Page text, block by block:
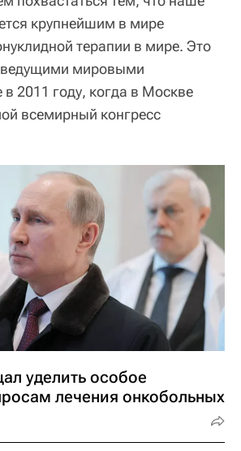
крупнейшим в мире
терапии в мире. Это
мировыми
2011 году, когда в Москве
всемирный конгресс
уделить особое
лечения онкобольных